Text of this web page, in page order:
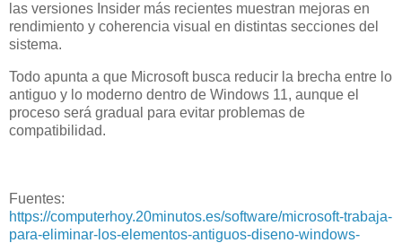
las versiones Insider más recientes muestran mejoras en
rendimiento y coherencia visual en distintas secciones del
sistema.
Todo apunta a que Microsoft busca reducir la brecha entre lo
antiguo y lo moderno dentro de Windows 11, aunque el
proceso será gradual para evitar problemas de
compatibilidad.
Fuentes:
https://computerhoy.20minutos.es/software/microsoft-trabaja-
para-eliminar-los-elementos-antiguos-diseno-windows-